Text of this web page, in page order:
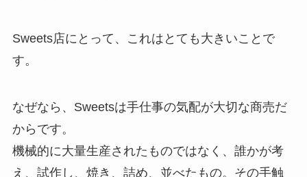
Sweets店にとって、これはとても大きいことで
す。
なぜなら、Sweetsは手仕事の気配が大切な商売だ
からです。
機械的に大量生産されたものではなく、誰かが考
え、試作し、焼き、詰め、並べたもの。その手触